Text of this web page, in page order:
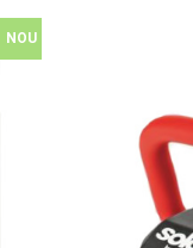
Fierastraie telescopice
Fierăstrău de mână
Aspirator pentru frunze
NOU